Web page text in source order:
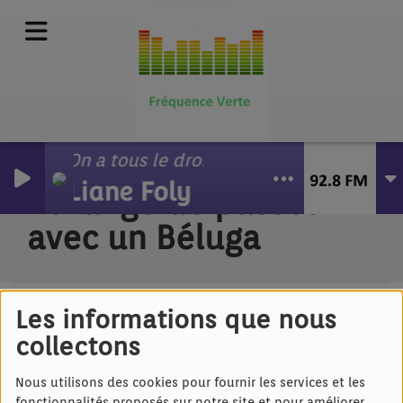
Les informations que nous
collectons
Nous utilisons des cookies pour fournir les services et les
On a tous le droit
Liane Foly
Echange de passes
avec un Béluga